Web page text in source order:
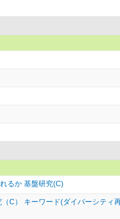
るか 基盤研究(C)
C） キーワード(ダイバーシティ